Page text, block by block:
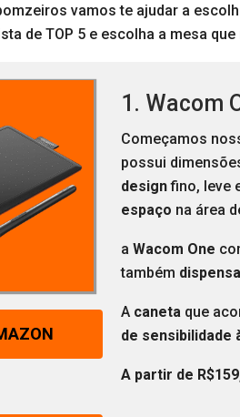
vamos te ajudar a
de TOP 5 e escolha a mesa
1. Wacom
Começamos
possui
designfino, leve
espaço na área
a Wacom One
também
A caneta que
de sensibilidade
A partir de